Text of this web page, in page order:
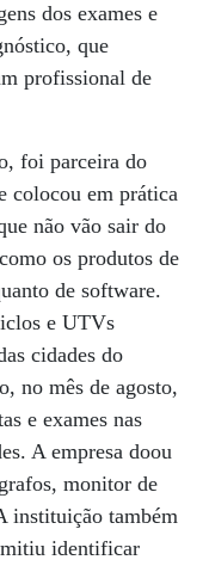
dos exames e
que
profissional de
foi parceira do
colocou em prática
não vão sair do
os produtos de
de software.
e UTVs
cidades do
no mês de agosto,
e exames nas
A empresa doou
monitor de
instituição também
identificar